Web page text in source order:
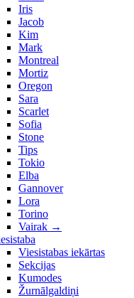
Iris
Jacob
Kim
Mark
Montreal
Mortiz
Oregon
Sara
Scarlet
Sofia
Stone
Tips
Tokio
Elba
Gannover
Lora
Torino
Vairak →
Viesistabas iekārtas
Sekcijas
Kumodes
Žurnālgaldiņi